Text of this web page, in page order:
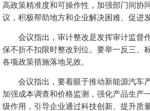
高政策精准度和可操作性，加强部门间协
议，积极帮助地方和企业解决困难、促进
会议指出，审计整改是发挥审计监督
保不折不扣限时整改到位。要举一反三、
各项政策措施落地见效。
会议指出，要着眼于推动新能源汽车
加强成本调查和价格监测，强化产品生产
级作用，引导企业通过科技创新、提升质